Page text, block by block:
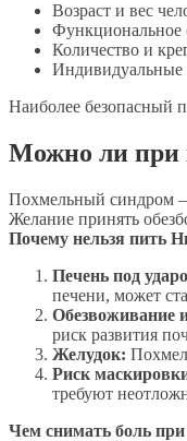
Возраст и вес
Функциональное
Количество и
Индивидуальные
Наиболее безопасный
Можно ли при
Похмельный синдром —
Желание принять
Почему нельзя пить
Печень под
печени, может
Обезвоживание
риск развития
Желудок:
Риск
требуют
Чем снимать боль при